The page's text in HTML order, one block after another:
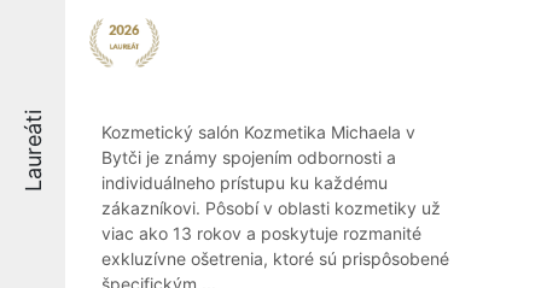
Laureáti
Kozmetický salón Kozmetika Michaela v
Bytči je známy spojením odbornosti a
individuálneho prístupu ku každému
zákazníkovi. Pôsobí v oblasti kozmetiky už
viac ako 13 rokov a poskytuje rozmanité
exkluzívne ošetrenia, ktoré sú prispôsobené
špecifickým ...